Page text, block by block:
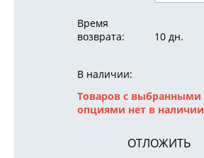
Время
возврата:
10 дн.
В наличии:
Товаров с выбранными
опциями нет в наличии
ОТЛОЖИТЬ